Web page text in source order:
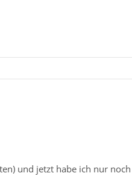
und jetzt habe ich nur